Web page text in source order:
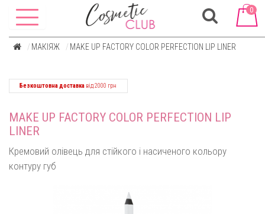
0
МАКІЯЖ MAKE UP FACTORY COLOR PERFECTION LIP LINER
Безкоштовна доставка від 2000 грн
MAKE UP FACTORY COLOR PERFECTION LIP
LINER
Кремовий олівець для стійкого і насиченого кольору
контуру губ